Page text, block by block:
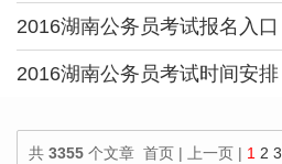
2016湖南公务员考试报名入口
2016湖南公务员考试时间安排
共 3355 个文章 首页 | 上一页 | 1 2 3